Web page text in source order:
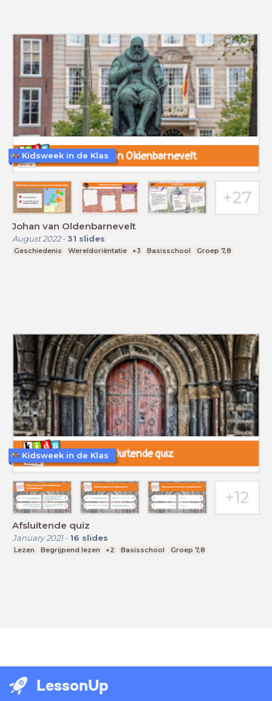
Johan van Oldenbarnevelt
August 2022- 31 slides
Geschiedenis Wereldoriëntatie +3 Basisschool Groep 7,8
Kidsweek in de Klas
Afsluitende quiz
January 2021- 16 slides
Lezen Begrijpend lezen +2 Basisschool Groep 7,8
Kidsweek in de Klas
LessonUp